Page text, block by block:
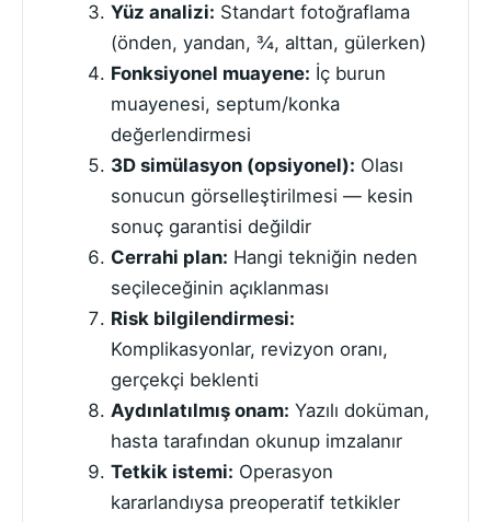
Yüz analizi: Standart fotoğraflama
(önden, yandan, ¾, alttan, gülerken)
Fonksiyonel muayene: İç burun
muayenesi, septum/konka
değerlendirmesi
3D simülasyon (opsiyonel): Olası
sonucun görselleştirilmesi — kesin
sonuç garantisi değildir
Cerrahi plan: Hangi tekniğin neden
seçileceğinin açıklanması
Risk bilgilendirmesi:
Komplikasyonlar, revizyon oranı,
gerçekçi beklenti
Aydınlatılmış onam: Yazılı doküman,
hasta tarafından okunup imzalanır
Tetkik istemi: Operasyon
kararlandıysa preoperatif tetkikler